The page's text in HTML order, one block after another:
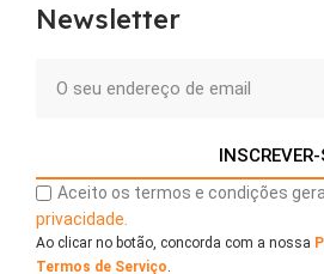
Newsletter
INSCREVER-
Aceito os termos e condições
privacidade.
Ao clicar no botão, concorda com a nossa
Termos de Serviço